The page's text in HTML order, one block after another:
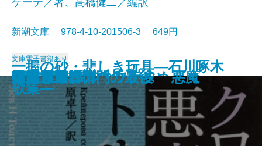
愛と死
絵のない絵本
田舎教師
変身
硝子戸の中
田園交響楽
倫敦塔・幻影の盾
光あるうち光の中を歩め
真理先生
ゲーテ格言集
ゲーテ／著、高橋健二／編訳
新潮文庫 978-4-10-201506-3 649円
文庫電子書籍あり
クロイツェル・ソナタ 悪魔
一握の砂・悲しき玩具―石川啄木
歌集―
行人
人間ぎらい
蒲団・重右衛門の最後
こころ
白鯨〔下〕
白鯨〔上〕
彼岸過迄
ぼく東綺譚